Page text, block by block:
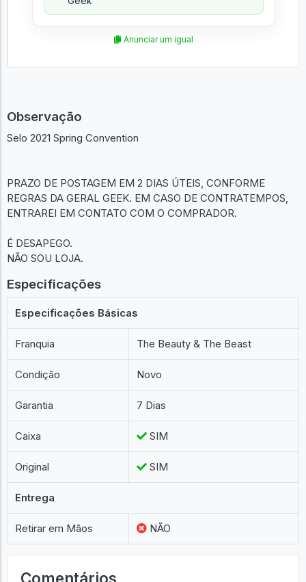
Anunciar um igual
Observação
Selo 2021 Spring Convention
PRAZO DE POSTAGEM EM 2 DIAS ÚTEIS, CONFORME
REGRAS DA GERAL GEEK. EM CASO DE CONTRATEMPOS,
ENTRAREI EM CONTATO COM O COMPRADOR.
É DESAPEGO.
NÃO SOU LOJA.
Especificações
Especificações Básicas
Franquia The Beauty & The Beast
Condição Novo
Garantia 7 Dias
Caixa SIM
Original SIM
Entrega
Retirar em Mãos NÃO
Comentários